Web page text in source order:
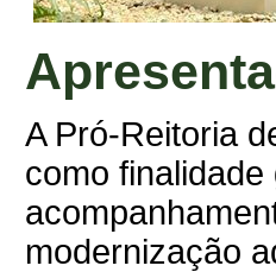
A Pró-Reitoria
como
modernização